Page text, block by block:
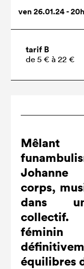
Mêlant
corps,
dans
collectif.
équilibres
ven 26.01.24 -
tarif B
de 5 € à 22 €